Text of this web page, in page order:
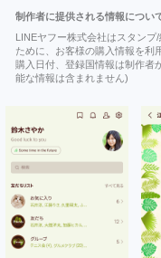
制作者に提供される情報につい
LINEヤフー株式会社はスタン
ために、お客様の購入情報を利
購入日付、登録国情報は制作者
能な情報は含まれません)